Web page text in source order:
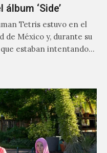
‘Side’
Tetris estuvo en el
de México y, durante su
estaban intentando…